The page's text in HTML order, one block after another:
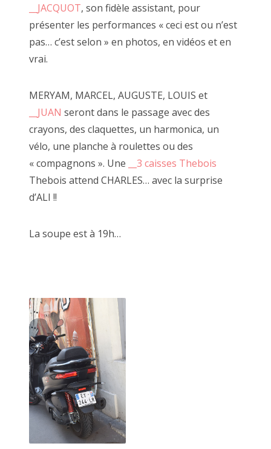
__JACQUOT, son fidèle assistant, pour
présenter les performances « ceci est ou n’est
pas… c’est selon » en photos, en vidéos et en
vrai.
MERYAM, MARCEL, AUGUSTE, LOUIS et
__JUAN seront dans le passage avec des
crayons, des claquettes, un harmonica, un
vélo, une planche à roulettes ou des
« compagnons ». Une
__3 caisses Thebois
Thebois attend CHARLES… avec la surprise
d’ALI !!
La soupe est à 19h…
Certes nous avions rameuté beaucoup de monde en un court
instant mais là n'est pas le crédo d'à côté.
C'est à ce moment que j'ai pris conscience de l'importance du
Je suis revenu avec un micro pour demander aux Autres
__Est-ce que la voi(e)x est libre ?"
Puis avec d'autres photos sur des cartons en pleine rue. Des
textes à lire à voix haute.
Nous avons eu l'honneur avec Alexandre de faire un mur 4x3
en façade d'à côté.
J'ai ensuite réitéré l'opération en affichant "libre" une lecture
en plein air d'un carnet de voyage écrit sur la route.
collaborative j'ai créé une caméra en carton interactive en